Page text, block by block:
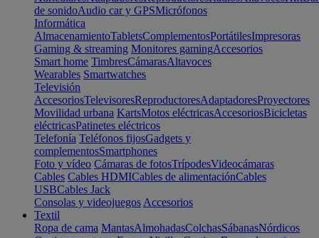
de sonidoAudio car y GPSMicrófonos
Informática
AlmacenamientoTabletsComplementosPortátilesImpresoras
Gaming & streaming Monitores gamingAccesorios
Smart home TimbresCámarasAltavoces
Wearables Smartwatches
Televisión
AccesoriosTelevisoresReproductoresAdaptadoresProyectores
Movilidad urbana KartsMotos eléctricasAccesoriosBicicletas
eléctricasPatinetes eléctricos
Telefonía Teléfonos fijosGadgets y
complementosSmartphones
Foto y vídeo Cámaras de fotosTrípodesVideocámaras
Cables Cables HDMICables de alimentaciónCables
USBCables Jack
Consolas y videojuegos Accesorios
Textil
Ropa de cama MantasAlmohadasColchasSábanasNórdicos